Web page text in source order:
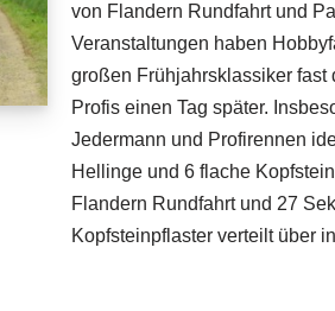
von Flandern Rundfahrt und
Veranstaltungen haben
großen Frühjahrsklassiker
Profis einen Tag später.
Jedermann und Profirennen
Hellinge und 6 flache
Flandern Rundfahrt und 27
Kopfsteinpflaster verteilt über